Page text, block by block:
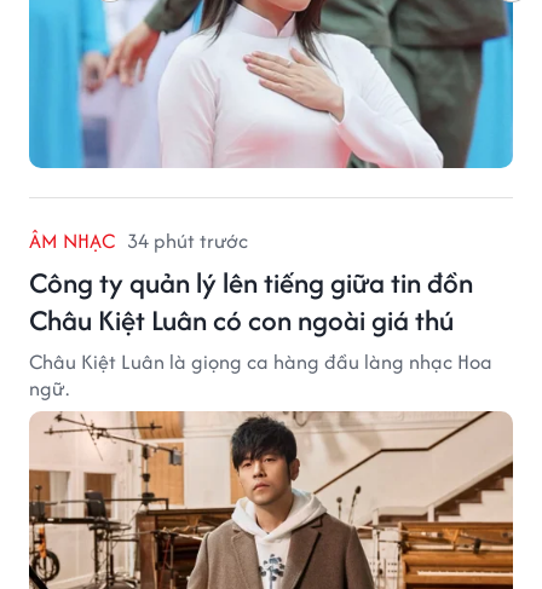
ÂM NHẠC 34 phút trước
Công ty quản lý lên tiếng giữa tin đồn
Châu Kiệt Luân có con ngoài giá thú
Châu Kiệt Luân là giọng ca hàng đầu làng nhạc Hoa
ngữ.